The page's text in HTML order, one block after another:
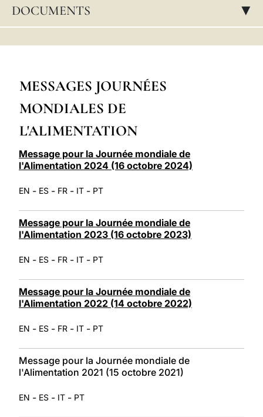
DOCUMENTS ▸
MESSAGES JOURNÉES
MONDIALES DE
L'ALIMENTATION
Message pour la Journée mondiale de
l'Alimentation 2024 (16 octobre 2024)
EN - ES - FR - IT - PT
Message pour la Journée mondiale de
l'Alimentation 2023 (16 octobre 2023)
EN - ES - FR - IT - PT
Message pour la Journée mondiale de
l'Alimentation 2022 (14 octobre 2022)
EN - ES - FR - IT - PT
Message pour la Journée mondiale de
l'Alimentation 2021 (15 octobre 2021)
EN - ES - IT - PT